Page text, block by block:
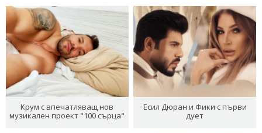
Крум с впечатляващ нов
музикален проект "100 сърца"
Есил Дюран и Фики с първи
дует